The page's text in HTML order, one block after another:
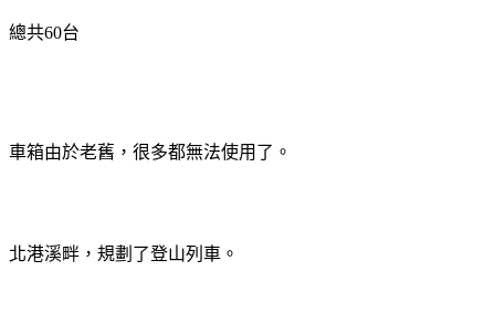
總共60台
車箱由於老舊，很多都無法使用了。
北港溪畔，規劃了登山列車。